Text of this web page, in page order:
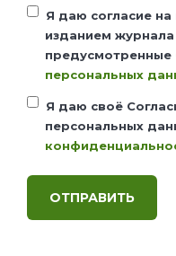
Я даю согласие
изданием
предусмотренные
персональных
Я даю своё
персональных